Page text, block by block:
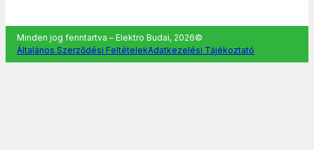
Minden jog fenntartva – Elektro Budai, 2026©
Általános Szerződési FeltételekAdatkezelési Tájékoztató